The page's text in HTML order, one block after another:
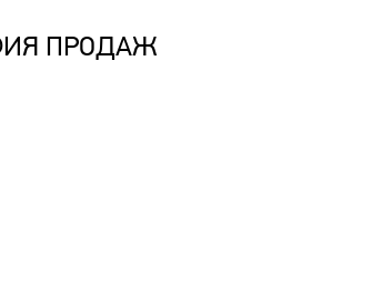
ПРОДАЖ